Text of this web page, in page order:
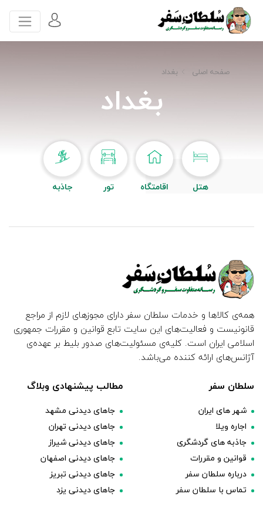
بغداد
هتل اقامتگاه تور جاذبه
صفحه اصلی بغداد
همه‌ی کالاها و خدمات سلطان سفر دارای مجوزهای لازم از مراجع
قانونیست و فعالیت‌های این سایت تابع قوانین و مقررات جمهوری
اسلامی ایران است. کلیه‌ی مسئولیت‌های صدور بلیط بر عهده‌ی
آژانس‌های ارائه کننده می‌باشد.
سلطان سفر
شهر های ایران
اجاره ویلا
جاذبه های گردشگری
قوانین و مقررات
درباره سلطان سفر
تماس با سلطان سفر
مطالب پیشنهادی وبلاگ
جاهای دیدنی مشهد
جاهای دیدنی تهران
جاهای دیدنی شیراز
جاهای دیدنی اصفهان
جاهای دیدنی تبریز
جاهای دیدنی یزد